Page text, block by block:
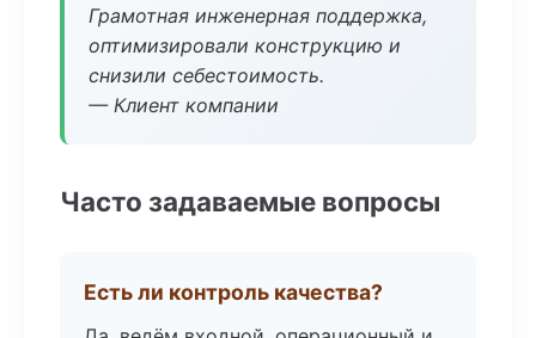
Грамотная инженерная поддержка,
оптимизировали конструкцию и
снизили себестоимость.
— Клиент компании
Часто задаваемые вопросы
Есть ли контроль качества?